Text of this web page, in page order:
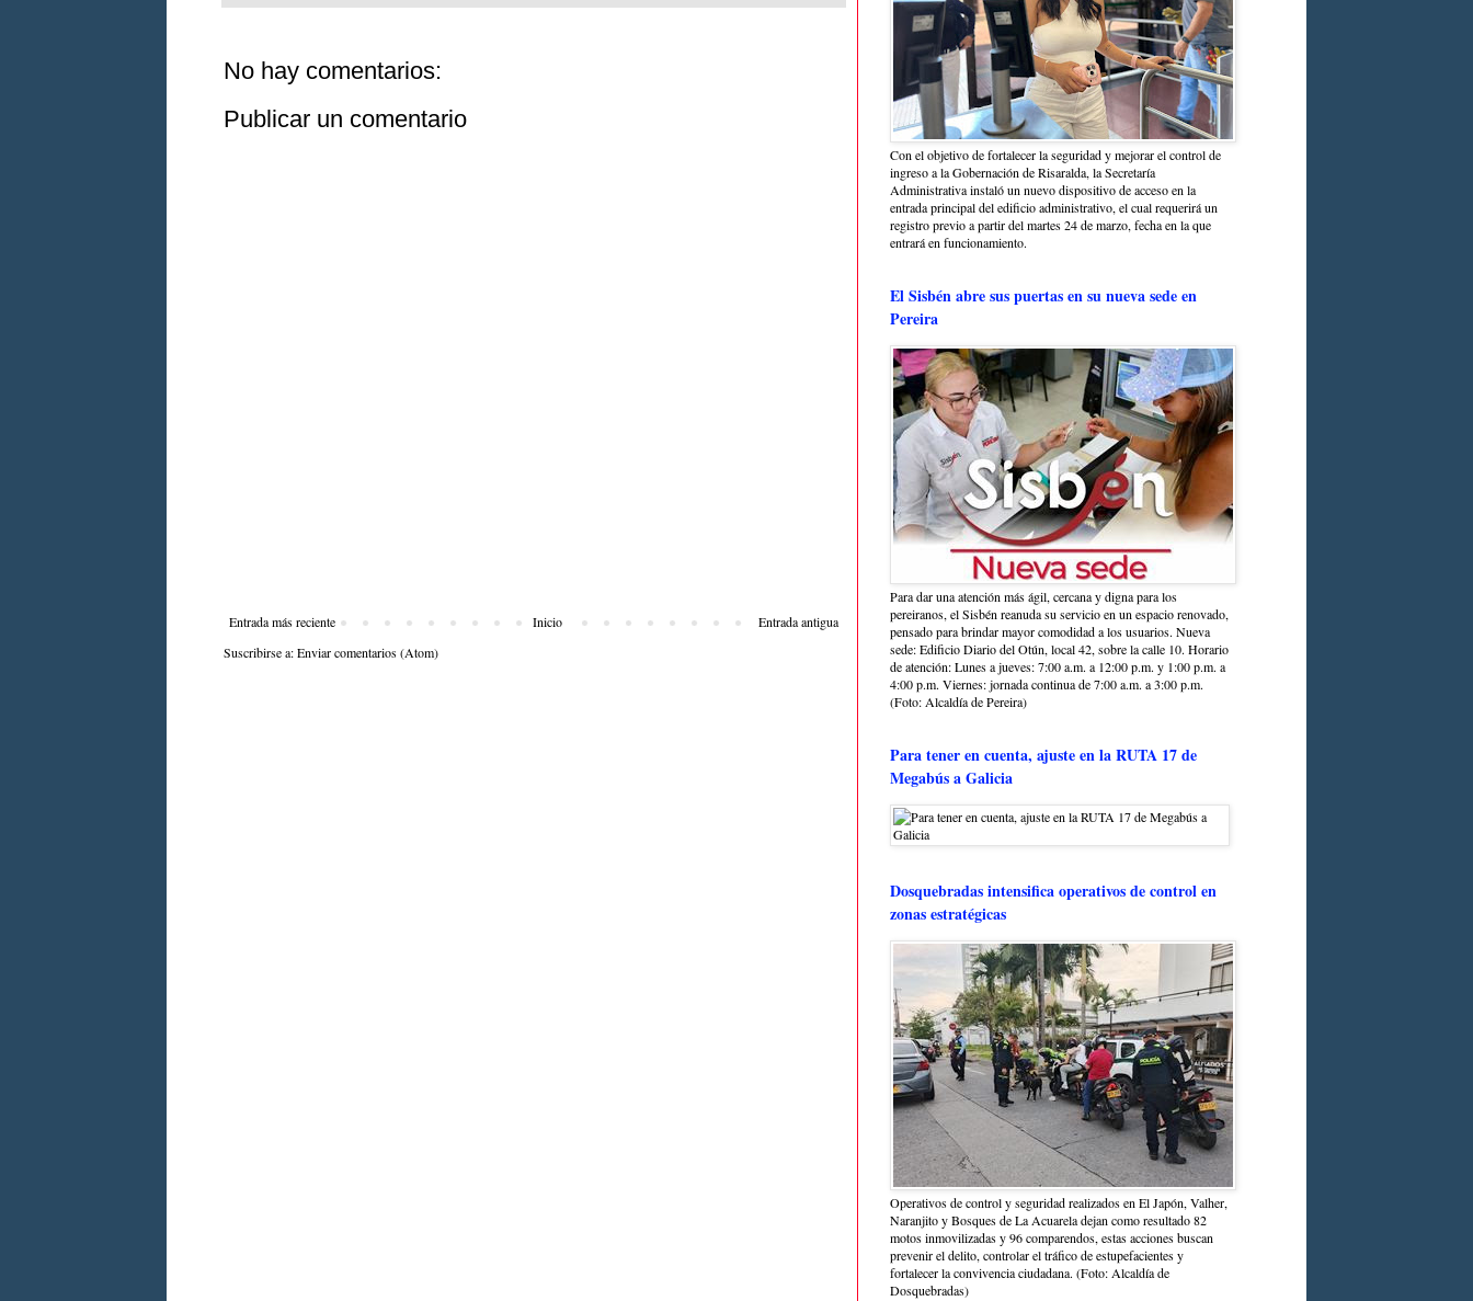
No hay comentarios:
Publicar un comentario
Entrada más reciente Entrada antigua
Inicio
Suscribirse a:Enviar comentarios (Atom)
Con el objetivo de fortalecer la seguridad y mejorar el control de
ingreso a la Gobernación de Risaralda, la Secretaría
Administrativa instaló un nuevo dispositivo de acceso en la
entrada principal del edificio administrativo, el cual requerirá un
registro previo a partir del martes 24 de marzo, fecha en la que
entrará en funcionamiento.
El Sisbén abre sus puertas en su nueva sede en
Pereira
Para dar una atención más ágil, cercana y digna para los
pereiranos, el Sisbén reanuda su servicio en un espacio renovado,
pensado para brindar mayor comodidad a los usuarios. Nueva
sede: Edificio Diario del Otún, local 42, sobre la calle 10. Horario
de atención: Lunes a jueves: 7:00 a.m. a 12:00 p.m. y 1:00 p.m. a
4:00 p.m. Viernes: jornada continua de 7:00 a.m. a 3:00 p.m.
(Foto: Alcaldía de Pereira)
Para tener en cuenta, ajuste en la RUTA 17 de
Megabús a Galicia
Dosquebradas intensifica operativos de control en
zonas estratégicas
Operativos de control y seguridad realizados en El Japón, Valher,
Naranjito y Bosques de La Acuarela dejan como resultado 82
motos inmovilizadas y 96 comparendos, estas acciones buscan
prevenir el delito, controlar el tráfico de estupefacientes y
fortalecer la convivencia ciudadana. (Foto: Alcaldía de
Dosquebradas)